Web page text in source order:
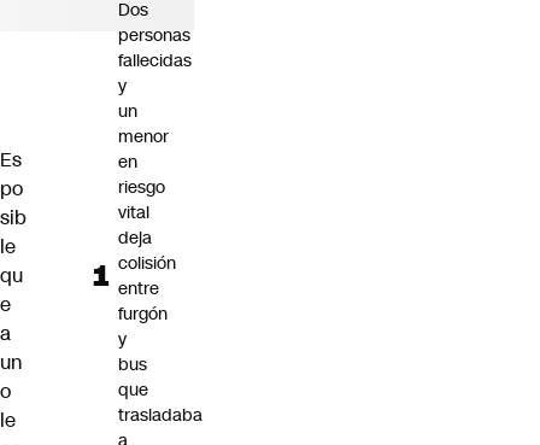
Es
po
sib
le
qu
e
a
un
o
le
Dos
personas
fallecidas
y
un
menor
en
riesgo
vital
deja
colisión
entre
furgón
y
bus
que
trasladaba
a